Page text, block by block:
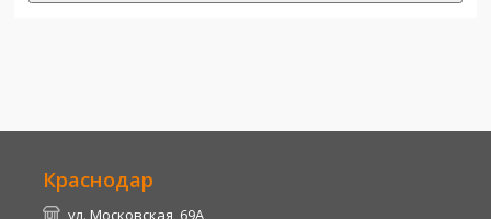
Краснодар
ул. Московская, 69А